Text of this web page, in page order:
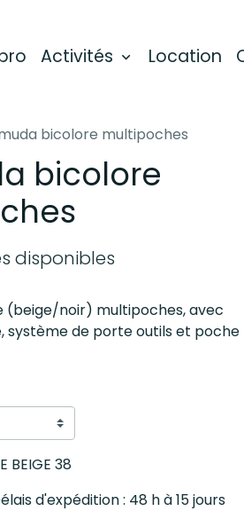
Activités Location
bicolore multipoches
bicolore
disponibles
(beige/noir) multipoches, avec
système de porte outils et poche
BEIGE 38
d'expédition : 48 h à 15 jours